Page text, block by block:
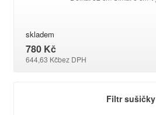
skladem
780 Kč
644,63 Kčbez DPH
Filtr sušičky